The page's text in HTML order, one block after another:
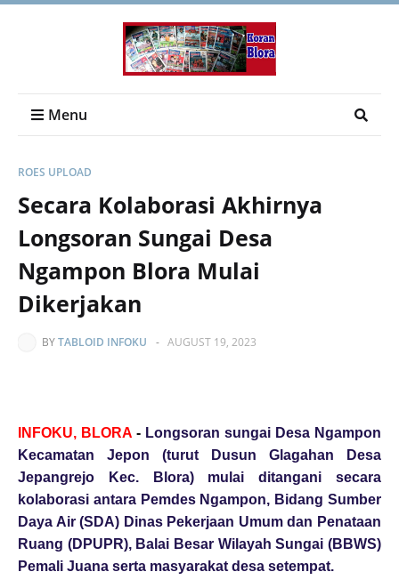
Menu
ROES UPLOAD
Secara Kolaborasi Akhirnya
Longsoran Sungai Desa
Ngampon Blora Mulai
Dikerjakan
BYTABLOID INFOKU - AUGUST 19, 2023
INFOKU, BLORA - Longsoran sungai Desa Ngampon
Kecamatan Jepon (turut Dusun Glagahan Desa
Jepangrejo Kec. Blora) mulai ditangani secara
kolaborasi antara Pemdes Ngampon, Bidang Sumber
Daya Air (SDA) Dinas Pekerjaan Umum dan Penataan
Ruang (DPUPR), Balai Besar Wilayah Sungai (BBWS)
Pemali Juana serta masyarakat desa setempat.